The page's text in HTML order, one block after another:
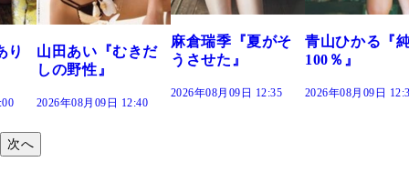
『むきだ
09日 12:40
麻倉瑞季『夏がそ
うさせた』
2026年08月09日 12:35
青山ひかる『純度
100％』
2026年08月09日 12:30
2026年08
次へ